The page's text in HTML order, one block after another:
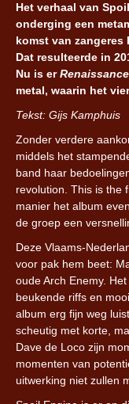
Het verhaal van
onderging een
komst van zangeres
Dat resulteerde in
Nu is er
metal, waarin het
Tekst: Gijs Kamphuis
Zonder verdere
middels het
band haar
revolution. This is the
manier het album
de groep een
Deze Vlaams-
voor pak hem beet:
oude Arch Enemy.
beukende riffs en
album erg fijn weg
scheutig met korte,
Dave de Loco zijn
momenten van
uitwerking niet zullen